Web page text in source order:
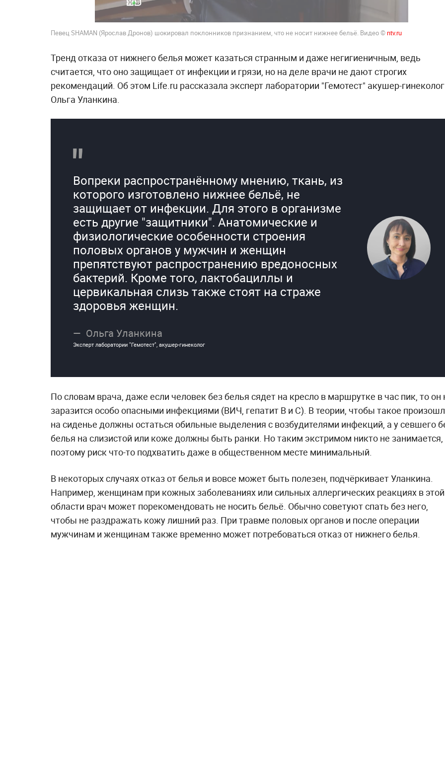
Певец SHAMAN (Ярослав Дронов) шокировал поклонников признанием, что не носит нижнее бельё. Видео ©ntv.ru
Тренд отказа от нижнего белья может казаться странным и даже негигиеничным, ведь
считается, что оно защищает от инфекции и грязи, но на деле врачи не дают строгих
рекомендаций. Об этом Life.ru рассказала эксперт лаборатории "Гемотест" акушер-гинеколог
Ольга Уланкина.
Вопреки распространённому мнению, ткань, из
которого изготовлено нижнее бельё, не
защищает от инфекции. Для этого в организме
есть другие "защитники". Анатомические и
физиологические особенности строения
половых органов у мужчин и женщин
препятствуют распространению вредоносных
бактерий. Кроме того, лактобациллы и
цервикальная слизь также стоят на страже
здоровья женщин.
Ольга Уланкина
Эксперт лаборатории "Гемотест", акушер-гинеколог
По словам врача, даже если человек без белья сядет на кресло в маршрутке в час пик, то он
заразится особо опасными инфекциями (ВИЧ, гепатит В и С). В теории, чтобы такое
на сиденье должны остаться обильные выделения с возбудителями инфекций, а у севшего
белья на слизистой или коже должны быть ранки. Но таким экстримом никто не занимается,
поэтому риск что-то подхватить даже в общественном месте минимальный.
В некоторых случаях отказ от белья и вовсе может быть полезен, подчёркивает Уланкина.
Например, женщинам при кожных заболеваниях или сильных аллергических реакциях в этой
области врач может порекомендовать не носить бельё. Обычно советуют спать без него,
чтобы не раздражать кожу лишний раз. При травме половых органов и после операции
мужчинам и женщинам также временно может потребоваться отказ от нижнего белья.